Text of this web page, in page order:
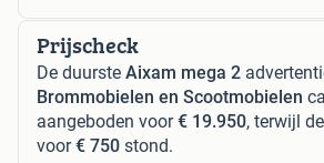
Prijscheck
De duurste Aixam mega 2
Brommobielen en Scootmobielen
aangeboden voor€ 19.950, terwijl
voor€ 750 stond.